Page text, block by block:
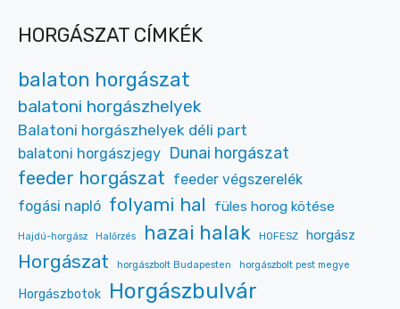
HORGÁSZAT CÍMKÉK
balaton horgászat
balatoni horgászhelyek
Balatoni horgászhelyek déli part
balatoni horgászjegy Dunai horgászat
feeder horgászat feeder végszerelék
fogási napló folyami hal füles horog kötése
Hajdú-horgász Halőrzés hazai halak HOFESZ horgász
Horgászat horgászbolt Budapesten horgászbolt pest megye
Horgászbotok Horgászbulvár